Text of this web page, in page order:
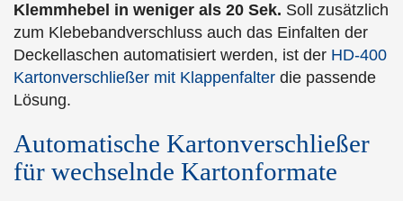
Klemmhebel in weniger als 20 Sek. Soll zusätzlich
zum Klebebandverschluss auch das Einfalten der
Deckellaschen automatisiert werden, ist der HD-400
Kartonverschließer mit Klappenfalter die passende
Lösung.
Automatische Kartonverschließer
für wechselnde Kartonformate